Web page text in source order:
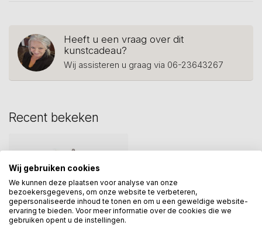
Heeft u een vraag over dit
kunstcadeau?
Wij assisteren u graag via 06-23643267
Recent bekeken
Wij gebruiken cookies
We kunnen deze plaatsen voor analyse van onze
bezoekersgegevens, om onze website te verbeteren,
gepersonaliseerde inhoud te tonen en om u een geweldige website-
ervaring te bieden. Voor meer informatie over de cookies die we
gebruiken opent u de instellingen.